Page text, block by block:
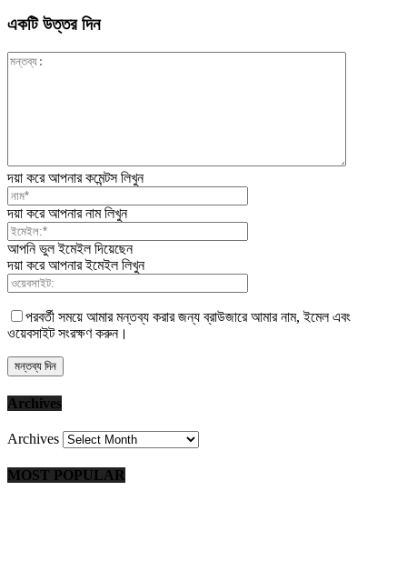
একটি উত্তর দিন
দয়া করে আপনার কমেন্টস লিখুন
দয়া করে আপনার নাম লিখুন
আপনি ভুল ইমেইল দিয়েছেন
দয়া করে আপনার ইমেইল লিখুন
পরবর্তী সময়ে আমার মন্তব্য করার জন্য ব্রাউজারে আমার নাম, ইমেল এবং
ওয়েবসাইট সংরক্ষণ করুন।
Archives
Archives
MOST POPULAR